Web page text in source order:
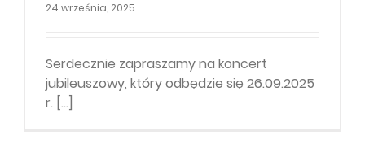
24 września, 2025
Serdecznie zapraszamy na koncert
jubileuszowy, który odbędzie się 26.09.2025
r. [...]